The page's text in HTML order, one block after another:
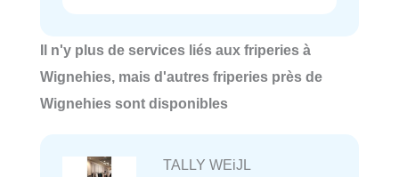
Il n'y plus de services liés aux friperies à
Wignehies, mais d'autres friperies près de
Wignehies sont disponibles
TALLY WEiJL